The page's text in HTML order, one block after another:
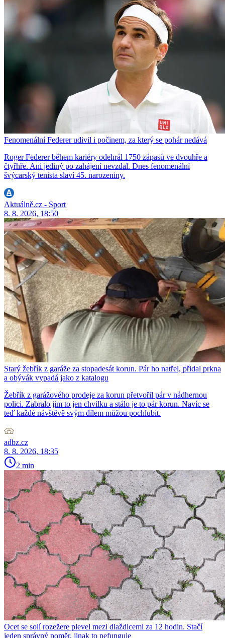
Fenomenální Federer udivil i počinem, za který se pohár nedává
Roger Federer během kariéry odehrál 1750 zápasů ve dvouhře a
čtyřhře. Ani jediný po zahájení nevzdal. Dnes fenomenální
švýcarský tenista slaví 45. narozeniny.
Aktuálně.cz - Sport
8. 8. 2026, 18:50
Starý žebřík z garáže za stopadesát korun. Pár ho natřel, přidal prkna
a obývák vypadá jako z katalogu
Žebřík z garážového prodeje za korun přetvořil pár v nádhernou
polici. Zabralo jim to jen chvilku a stálo je to pár korun. Navíc se
teď každé návštěvě svým dílem můžou pochlubit.
adbz.cz
8. 8. 2026, 18:35
2 min
Ocet se solí rozežere plevel mezi dlaždicemi za 12 hodin. Stačí
jeden správný poměr, jinak to nefunguje